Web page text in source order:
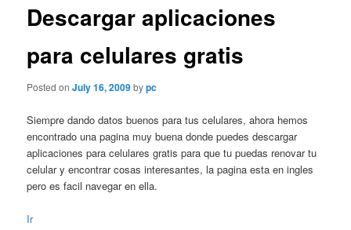
Descargar aplicaciones
para celulares gratis
Posted onJuly 16, 2009bypc
Siempre dando datos buenos para tus celulares, ahora hemos
encontrado una pagina muy buena donde puedes descargar
aplicaciones para celulares gratis para que tu puedas renovar tu
celular y encontrar cosas interesantes, la pagina esta en ingles
pero es facil navegar en ella.
Ir